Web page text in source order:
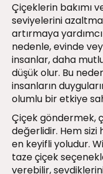
Çiçeklerin bakımı
seviyelerini
artırmaya
nedenle, evinde
insanlar, daha
düşük olur. Bu
insanların
olumlu bir etkiye
Çiçek göndermek,
değerlidir. Hem
en keyifli yoludur.
taze çiçek
verebilir,